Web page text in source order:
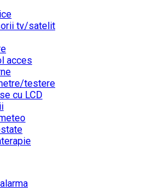
tv/satelit
acces
testere
cu LCD